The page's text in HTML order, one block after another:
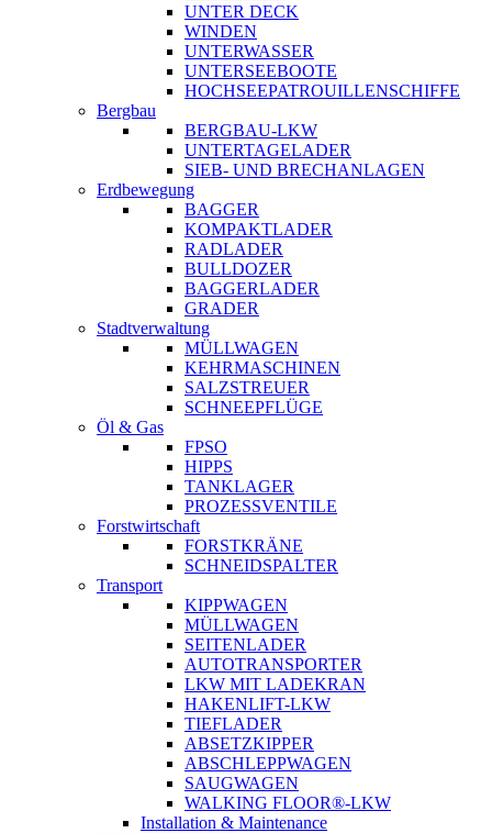
UNTER DECK
WINDEN
UNTERWASSER
UNTERSEEBOOTE
HOCHSEEPATROUILLENSCHIFFE
Bergbau
BERGBAU-LKW
UNTERTAGELADER
SIEB- UND BRECHANLAGEN
Erdbewegung
BAGGER
KOMPAKTLADER
RADLADER
BULLDOZER
BAGGERLADER
GRADER
Stadtverwaltung
MÜLLWAGEN
KEHRMASCHINEN
SALZSTREUER
SCHNEEPFLÜGE
Öl & Gas
FPSO
HIPPS
TANKLAGER
PROZESSVENTILE
Forstwirtschaft
FORSTKRÄNE
SCHNEIDSPALTER
Transport
KIPPWAGEN
MÜLLWAGEN
SEITENLADER
AUTOTRANSPORTER
LKW MIT LADEKRAN
HAKENLIFT-LKW
TIEFLADER
ABSETZKIPPER
ABSCHLEPPWAGEN
SAUGWAGEN
WALKING FLOOR®-LKW
Installation & Maintenance